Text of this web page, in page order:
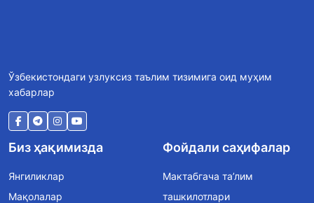
Ўзбекистондаги узлуксиз таълим тизимига оид муҳим
хабарлар
Биз ҳақимизда
Янгиликлар
Мақолалар
Фойдали саҳифалар
Мактабгача та’лим
ташкилотлари